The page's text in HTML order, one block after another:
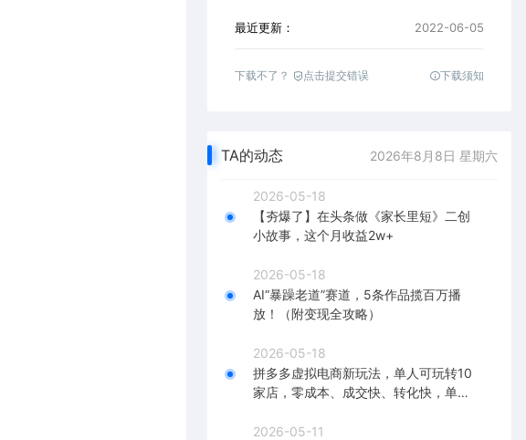
最近更新： 2022-06-05
下载不了？ 点击提交错误 下载须知
TA的动态 2026年8月8日 星期六
2026-05-18
【夯爆了】在头条做《家长里短》二创
小故事，这个月收益2w+
2026-05-18
AI“暴躁老道”赛道，5条作品揽百万播
放！（附变现全攻略）
2026-05-18
拼多多虚拟电商新玩法，单人可玩转10
家店，零成本、成交快、转化快，单店
2026-05-11